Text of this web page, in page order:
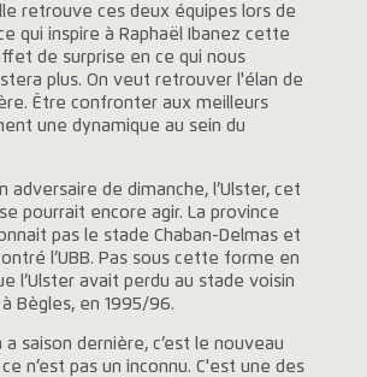
retrouve ces deux équipes lors de
qui inspire à Raphaël Ibanez cette
de surprise en ce qui nous
plus. On veut retrouver l'élan de
Être confronter aux meilleurs
une dynamique au sein du
adversaire de dimanche, l’Ulster, cet
pourrait encore agir. La province
pas le stade Chaban-Delmas et
l’UBB. Pas sous cette forme en
l’Ulster avait perdu au stade voisin
à Bègles, en 1995/96.
a saison dernière, c’est le nouveau
n’est pas un inconnu. C'est une des